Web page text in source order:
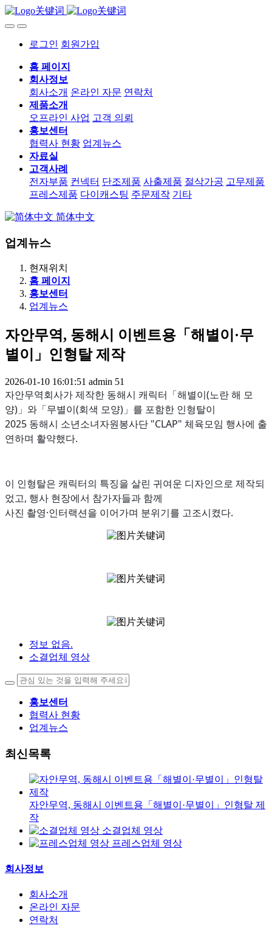
로그인 회원가입
홈 페이지
회사정보
회사소개 온라인 자문 연락처
제품소개
오프라인 사업 고객 의뢰
홍보센터
협력사 현황 업계뉴스
자료실
고객사례
전자부품 컨넥터 단조제품 사출제품 절삭가공 고무제품
프레스제품 다이캐스팅 주문제작 기타
简体中文
업계뉴스
현재위치
홈 페이지
홍보센터
업계뉴스
자안무역, 동해시 이벤트용「해별이·무
별이」인형탈 제작
2026-01-10 16:01:51 admin 51
자안무역회사가 제작한 동해시 캐릭터「해별이(노란 해 모
양)」와「무별이(회색 모양)」를 포함한 인형탈이
2025 동해시 소년소녀자원봉사단 "CLAP" 체육모임 행사에 출
연하며 활약했다.
이 인형탈은 캐릭터의 특징을 살린 귀여운 디자인으로 제작되
었고, 행사 현장에서 참가자들과 함께
사진 촬영·인터랙션을 이어가며 분위기를 고조시켰다.
정보 없음.
소결업체 영상
홍보센터
협력사 현황
업계뉴스
최신목록
자안무역, 동해시 이벤트용「해별이·무별이」인형탈 제
작
소결업체 영상
프레스업체 영상
회사정보
회사소개
온라인 자문
연락처